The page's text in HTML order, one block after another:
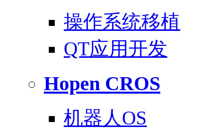
操作系统移植
QT应用开发
Hopen CROS
机器人OS